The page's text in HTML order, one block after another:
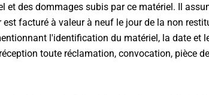
et des dommages subis par ce matériel. Il
facturé à valeur à neuf le jour de la non
l'identification du matériel, la date
toute réclamation, convocation, pièce